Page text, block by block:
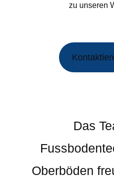
zu unseren
Das
Oberböden